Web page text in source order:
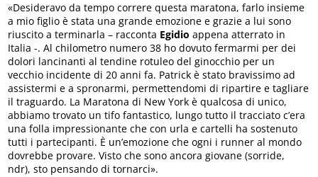
«Desideravo da tempo correre questa maratona, farlo insieme
a mio figlio è stata una grande emozione e grazie a lui sono
riuscito a terminarla – racconta Egidio appena atterrato in
Italia -. Al chilometro numero 38 ho dovuto fermarmi per dei
dolori lancinanti al tendine rotuleo del ginocchio per un
vecchio incidente di 20 anni fa. Patrick è stato bravissimo ad
assistermi e a spronarmi, permettendomi di ripartire e tagliare
il traguardo. La Maratona di New York è qualcosa di unico,
abbiamo trovato un tifo fantastico, lungo tutto il tracciato c’era
una folla impressionante che con urla e cartelli ha sostenuto
tutti i partecipanti. È un’emozione che ogni i runner al mondo
dovrebbe provare. Visto che sono ancora giovane (sorride,
ndr), sto pensando di tornarci».